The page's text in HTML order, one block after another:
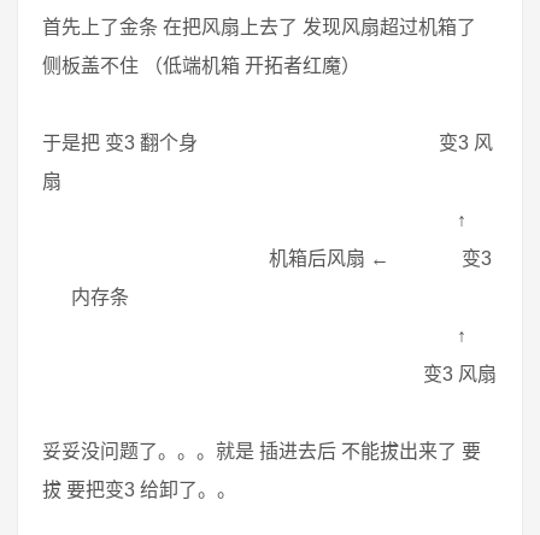
首先上了金条 在把风扇上去了 发现风扇超过机箱了
侧板盖不住 （低端机箱 开拓者红魔）
于是把 变3 翻个身 变3 风
扇
↑
机箱后风扇 ← 变3
内存条
↑
变3 风扇
妥妥没问题了。。。就是 插进去后 不能拔出来了 要
拔 要把变3 给卸了。。